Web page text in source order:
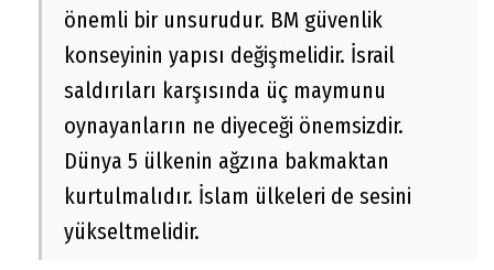
önemli bir unsurudur. BM güvenlik
konseyinin yapısı değişmelidir. İsrail
saldırıları karşısında üç maymunu
oynayanların ne diyeceği önemsizdir.
Dünya 5 ülkenin ağzına bakmaktan
kurtulmalıdır. İslam ülkeleri de sesini
yükseltmelidir.